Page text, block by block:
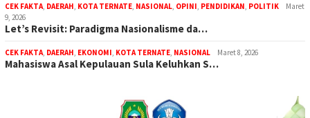
CEK FAKTA, DAERAH, KOTA TERNATE, NASIONAL, OPINI, PENDIDIKAN, POLITIK
Maret
9, 2026
Let’s Revisit: Paradigma Nasionalisme da…
CEK FAKTA, DAERAH, EKONOMI, KOTA TERNATE, NASIONAL Maret 8, 2026
Mahasiswa Asal Kepulauan Sula Keluhkan S…